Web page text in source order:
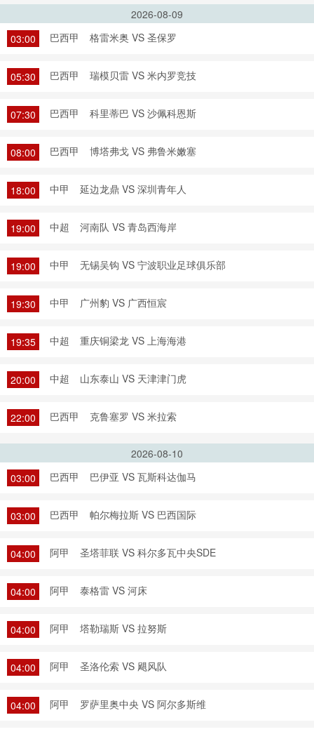
2026-08-09
03:00
巴西甲 格雷米奥 VS 圣保罗
05:30 巴西甲 瑞模贝雷 VS 米内罗竞技
07:30 巴西甲 科里蒂巴 VS 沙佩科恩斯
08:00 巴西甲 博塔弗戈 VS 弗鲁米嫩塞
18:00 中甲 延边龙鼎 VS 深圳青年人
19:00 中超 河南队 VS 青岛西海岸
19:00 中甲 无锡吴钩 VS 宁波职业足球俱乐部
19:30 中甲 广州豹 VS 广西恒宸
19:35 中超 重庆铜梁龙 VS 上海海港
20:00 中超 山东泰山 VS 天津津门虎
22:00 巴西甲 克鲁塞罗 VS 米拉索
2026-08-10
03:00
巴西甲 巴伊亚 VS 瓦斯科达伽马
03:00 巴西甲 帕尔梅拉斯 VS 巴西国际
04:00 阿甲 圣塔菲联 VS 科尔多瓦中央SDE
04:00 阿甲 泰格雷 VS 河床
04:00 阿甲 塔勒瑞斯 VS 拉努斯
04:00 阿甲 圣洛伦索 VS 飓风队
04:00 阿甲 罗萨里奥中央 VS 阿尔多斯维